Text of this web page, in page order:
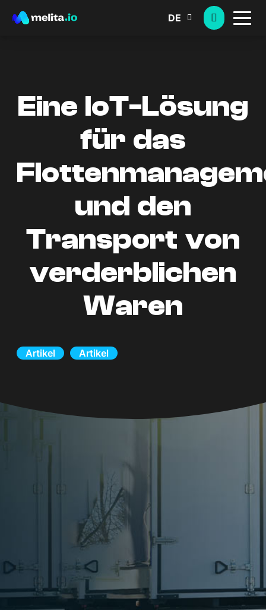
DE
Eine IoT-Lösung
für das
und den
Transport von
verderblichen
Waren
Artikel Artikel